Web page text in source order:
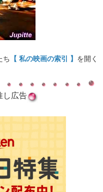
ち 【 私の映画の索引 】 を開く
し広告